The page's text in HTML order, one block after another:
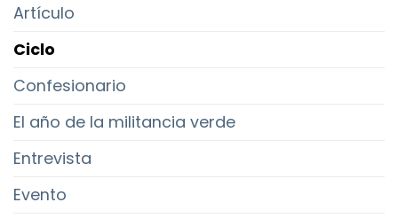
Artículo
Ciclo
Confesionario
El año de la militancia verde
Entrevista
Evento